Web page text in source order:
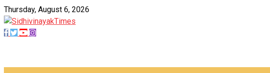
Thursday, August 6, 2026